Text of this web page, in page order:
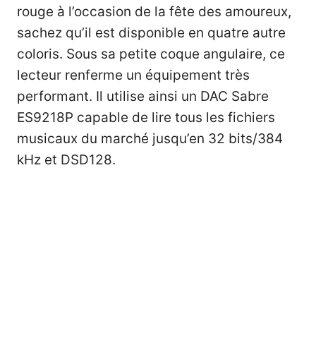
rouge à l’occasion de la fête des amoureux,
sachez qu’il est disponible en quatre autre
coloris. Sous sa petite coque angulaire, ce
lecteur renferme un équipement très
performant. Il utilise ainsi un DAC Sabre
ES9218P capable de lire tous les fichiers
musicaux du marché jusqu’en 32 bits/384
kHz et DSD128.